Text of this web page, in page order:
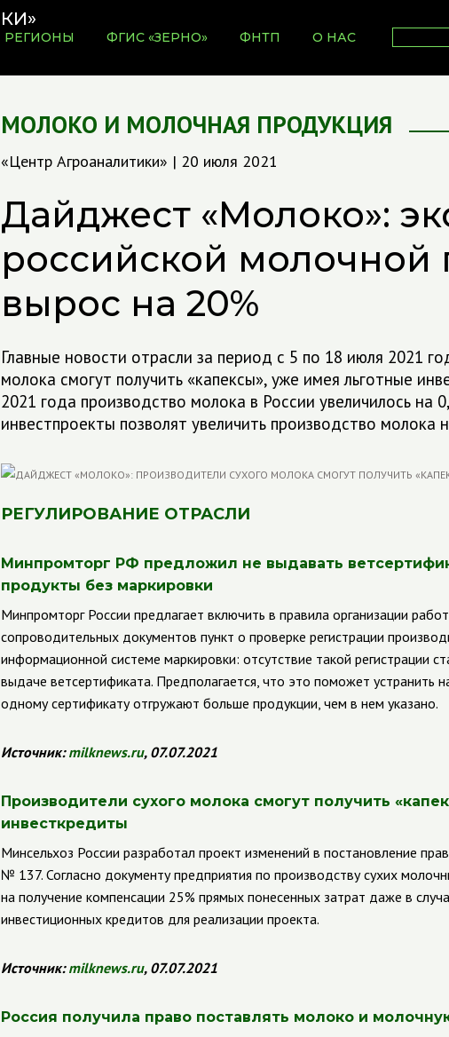
РЕГИОНЫ ФГИС «ЗЕРНО» ФНТП О НАС
МОЛОКО И МОЛОЧНАЯ ПРОДУКЦИЯ
«Центр Агроаналитики» | 20 июля 2021
Дайджест «Молоко»:
российской молочной
вырос на 20%
Главные новости отрасли за период с 5 по 18 июля 2021
молока смогут получить «капексы», уже имея льготные
2021 года производство молока в России увеличилось на
инвестпроекты позволят увеличить производство молока
РЕГУЛИРОВАНИЕ ОТРАСЛИ
Минпромторг РФ предложил не выдавать
продукты без маркировки
Минпромторг России предлагает включить в правила организации
сопроводительных документов пункт о проверке регистрации
информационной системе маркировки: отсутствие такой регистрации
выдаче ветсертификата. Предполагается, что это поможет устранить
одному сертификату отгружают больше продукции, чем в нем указано.
Источник:milknews.ru, 07.07.2021
Производители сухого молока смогут получить
инвесткредиты
Минсельхоз России разработал проект изменений в постановление
№ 137. Согласно документу предприятия по производству сухих
на получение компенсации 25% прямых понесенных затрат даже в
инвестиционных кредитов для реализации проекта.
Источник:milknews.ru, 07.07.2021
Россия получила право поставлять молоко и